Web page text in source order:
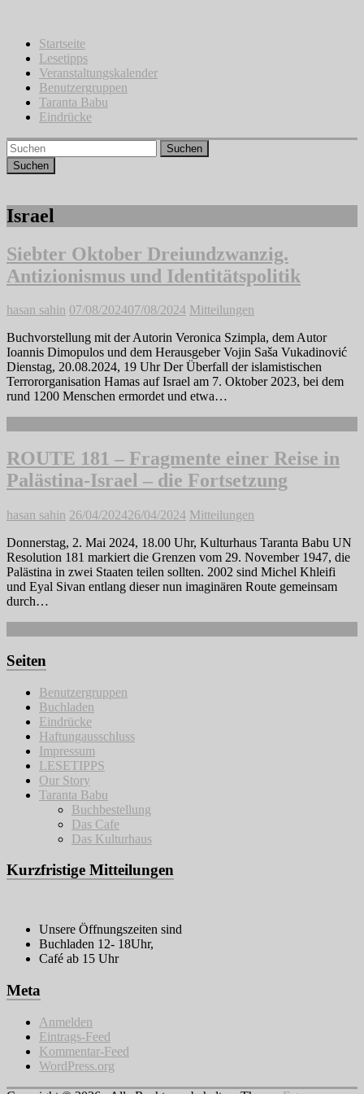
springenStartseite
Lesetipps
Veranstaltungskalender
Benutzergruppen
Taranta Babu
Eindrücke
Suchen
Israel
Siebter Oktober Dreiundzwanzig.
Antizionismus und Identitätspolitik
hasan sahin 07/08/202407/08/2024 Mitteilungen
Buchvorstellung mit der Autorin Veronica Szimpla, dem Autor
Ioannis Dimopulos und dem Herausgeber Vojin Saša Vukadinović
Dienstag, 20.08.2024, 19 Uhr Der Überfall der islamistischen
Terrororganisation Hamas auf Israel am 7. Oktober 2023, bei dem
rund 1200 Menschen ermordet und etwa…
ROUTE 181 – Fragmente einer Reise in
Palästina-Israel – die Fortsetzung
hasan sahin 26/04/202426/04/2024 Mitteilungen
Donnerstag, 2. Mai 2024, 18.00 Uhr, Kulturhaus Taranta Babu UN
Resolution 181 markiert die Grenzen vom 29. November 1947, die
Palästina in zwei Staaten teilen sollten. 2002 sind Michel Khleifi
und Eyal Sivan entlang dieser nun imaginären Route gemeinsam
durch…
Seiten
Benutzergruppen
Buchladen
Eindrücke
Haftungausschluss
Impressum
LESETIPPS
Our Story
Taranta Babu
Buchbestellung
Das Cafe
Das Kulturhaus
Kurzfristige Mitteilungen
Unsere Öffnungszeiten sind
Buchladen 12- 18Uhr,
Café ab 15 Uhr
Meta
Anmelden
Eintrags-Feed
Kommentar-Feed
WordPress.org